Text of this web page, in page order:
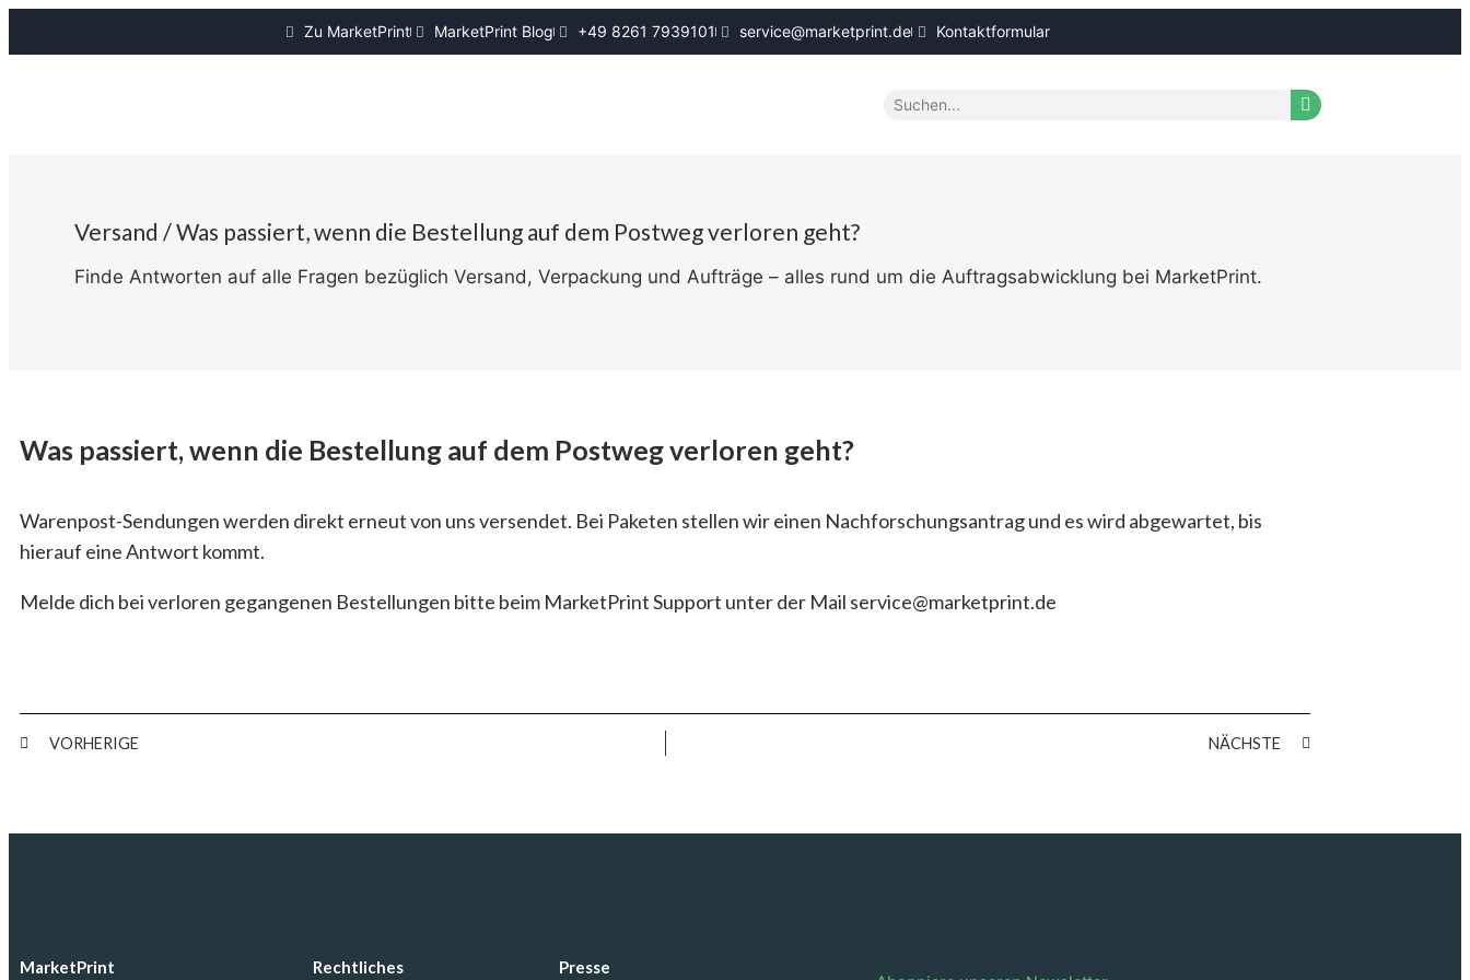
Zu MarketPrint MarketPrint Blog +49 8261 7939101 service@marketprint.de Kontaktformular
Versand / Was passiert, wenn die Bestellung auf dem Postweg verloren geht?
Finde Antworten auf alle Fragen bezüglich Versand, Verpackung und Aufträge – alles rund um die Auftragsabwicklung bei MarketPrint.
Was passiert, wenn die Bestellung auf dem Postweg verloren geht?
Warenpost-Sendungen werden direkt erneut von uns versendet. Bei Paketen stellen wir einen Nachforschungsantrag und es wird abgewartet, bis
hierauf eine Antwort kommt.
Melde dich bei verloren gegangenen Bestellungen bitte beim MarketPrint Support unter der Mail service@marketprint.de
VORHERIGE NÄCHSTE
MarketPrint Rechtliches Presse